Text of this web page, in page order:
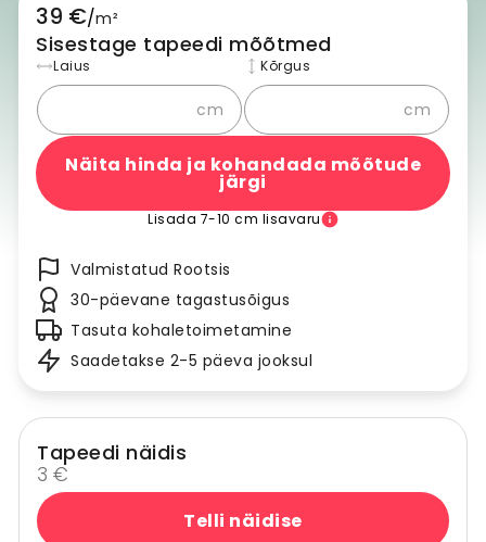
39 €/m²
Sisestage tapeedi mõõtmed
Laius
cm
Kõrgus
cm
Näita hinda ja kohandada mõõtude
järgi
Lisada 7-10 cm lisavaru
Valmistatud Rootsis
30-päevane tagastusõigus
Tasuta kohaletoimetamine
Saadetakse 2-5 päeva jooksul
Tapeedi näidis
3 €
Telli näidise